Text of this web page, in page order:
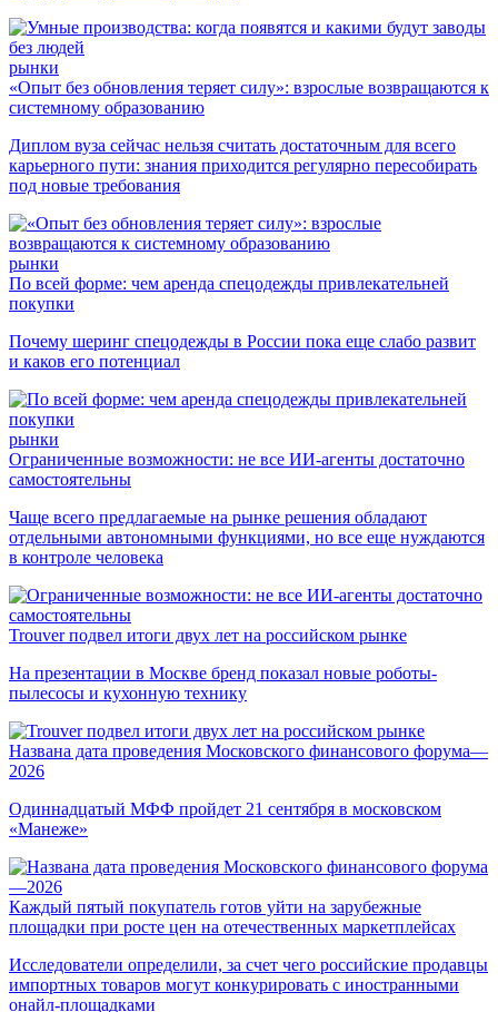
рынки
«Опыт без обновления теряет силу»: взрослые возвращаются к
системному образованию
Диплом вуза сейчас нельзя считать достаточным для всего
карьерного пути: знания приходится регулярно пересобирать
под новые требования
рынки
По всей форме: чем аренда спецодежды привлекательней
покупки
Почему шеринг спецодежды в России пока еще слабо развит
и каков его потенциал
рынки
Ограниченные возможности: не все ИИ-агенты достаточно
самостоятельны
Чаще всего предлагаемые на рынке решения обладают
отдельными автономными функциями, но все еще нуждаются
в контроле человека
Trouver подвел итоги двух лет на российском рынке
На презентации в Москве бренд показал новые роботы-
пылесосы и кухонную технику
Названа дата проведения Московского финансового форума—
2026
Одиннадцатый МФФ пройдет 21 сентября в московском
«Манеже»
Каждый пятый покупатель готов уйти на зарубежные
площадки при росте цен на отечественных маркетплейсах
Исследователи определили, за счет чего российские продавцы
импортных товаров могут конкурировать с иностранными
онайл-площадками